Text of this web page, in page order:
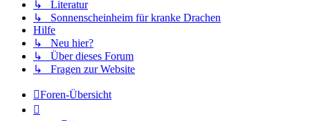
↳ Literatur
↳ Sonnenscheinheim für kranke Drachen
Hilfe
↳ Neu hier?
↳ Über dieses Forum
↳ Fragen zur Website
Foren-Übersicht